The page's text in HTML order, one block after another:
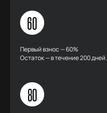
60
Первый взнос — 60%
Остаток — в течение 200 дней.
80